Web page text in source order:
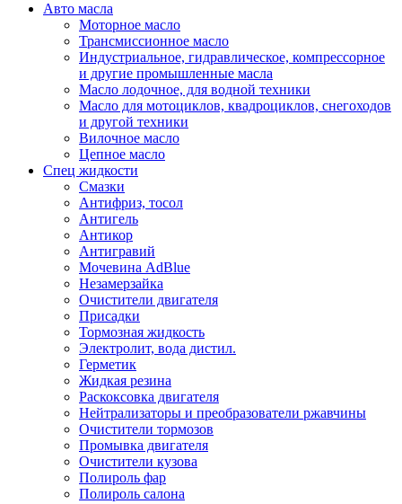
Авто масла
Моторное масло
Трансмиссионное масло
Индустриальное, гидравлическое, компрессорное
и другие промышленные масла
Масло лодочное, для водной техники
Масло для мотоциклов, квадроциклов, снегоходов
и другой техники
Вилочное масло
Цепное масло
Спец жидкости
Смазки
Антифриз, тосол
Антигель
Антикор
Антигравий
Мочевина AdBlue
Незамерзайка
Очистители двигателя
Присадки
Тормозная жидкость
Электролит, вода дистил.
Герметик
Жидкая резина
Раскоксовка двигателя
Нейтрализаторы и преобразователи ржавчины
Очистители тормозов
Промывка двигателя
Очистители кузова
Полироль фар
Полироль салона